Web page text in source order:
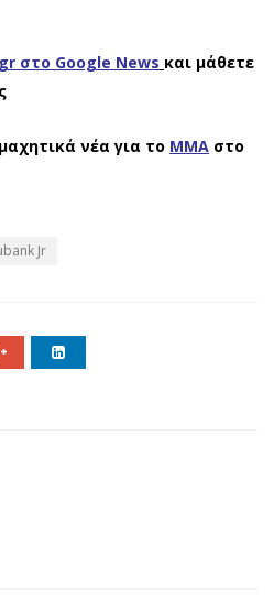
στο Google News και μάθετε
νέα για το ΜΜΑ στο
Jr